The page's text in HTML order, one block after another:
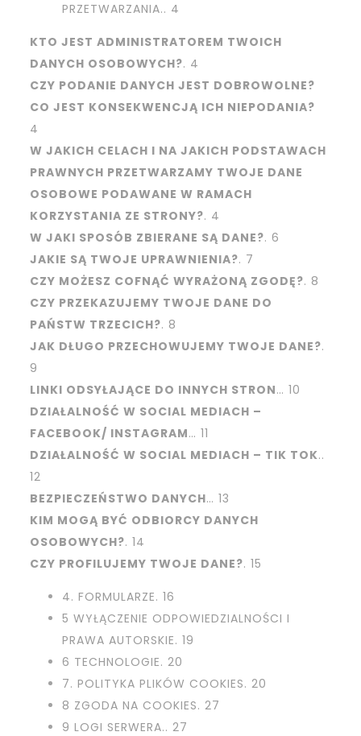
PRZETWARZANIA.. 4
KTO JEST ADMINISTRATOREM TWOICH
DANYCH OSOBOWYCH?. 4
CZY PODANIE DANYCH JEST DOBROWOLNE?
CO JEST KONSEKWENCJĄ ICH NIEPODANIA?
4
W JAKICH CELACH I NA JAKICH PODSTAWACH
PRAWNYCH PRZETWARZAMY TWOJE DANE
OSOBOWE PODAWANE W RAMACH
KORZYSTANIA ZE STRONY?. 4
W JAKI SPOSÓB ZBIERANE SĄ DANE?. 6
JAKIE SĄ TWOJE UPRAWNIENIA?. 7
CZY MOŻESZ COFNĄĆ WYRAŻONĄ ZGODĘ?. 8
CZY PRZEKAZUJEMY TWOJE DANE DO
PAŃSTW TRZECICH?. 8
JAK DŁUGO PRZECHOWUJEMY TWOJE DANE?.
9
LINKI ODSYŁAJĄCE DO INNYCH STRON… 10
DZIAŁALNOŚĆ W SOCIAL MEDIACH –
FACEBOOK/ INSTAGRAM… 11
DZIAŁALNOŚĆ W SOCIAL MEDIACH – TIK TOK..
12
BEZPIECZEŃSTWO DANYCH… 13
KIM MOGĄ BYĆ ODBIORCY DANYCH
OSOBOWYCH?. 14
CZY PROFILUJEMY TWOJE DANE?. 15
4. FORMULARZE. 16
5 WYŁĄCZENIE ODPOWIEDZIALNOŚCI I
PRAWA AUTORSKIE. 19
6 TECHNOLOGIE. 20
7. POLITYKA PLIKÓW COOKIES. 20
8 ZGODA NA COOKIES. 27
9 LOGI SERWERA.. 27